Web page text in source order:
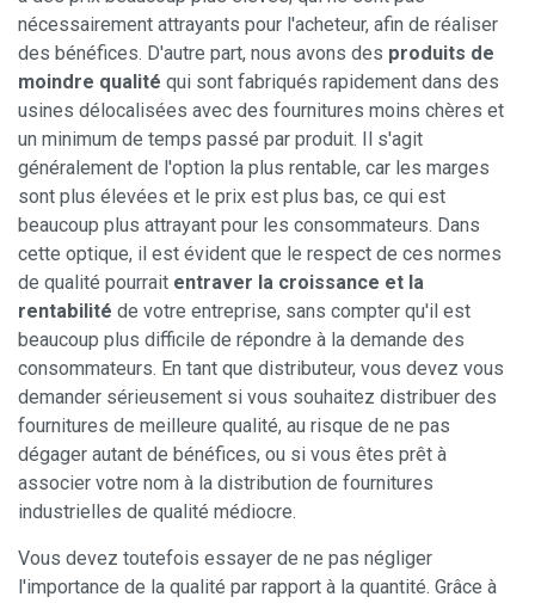
nécessairement attrayants pour l'acheteur, afin de réaliser
des bénéfices. D'autre part, nous avons des produits de
moindre qualité qui sont fabriqués rapidement dans des
usines délocalisées avec des fournitures moins chères et
un minimum de temps passé par produit. Il s'agit
généralement de l'option la plus rentable, car les marges
sont plus élevées et le prix est plus bas, ce qui est
beaucoup plus attrayant pour les consommateurs. Dans
cette optique, il est évident que le respect de ces normes
de qualité pourrait entraver la croissance et la
rentabilité de votre entreprise, sans compter qu'il est
beaucoup plus difficile de répondre à la demande des
consommateurs. En tant que distributeur, vous devez vous
demander sérieusement si vous souhaitez distribuer des
fournitures de meilleure qualité, au risque de ne pas
dégager autant de bénéfices, ou si vous êtes prêt à
associer votre nom à la distribution de fournitures
industrielles de qualité médiocre.
Vous devez toutefois essayer de ne pas négliger
l'importance de la qualité par rapport à la quantité. Grâce à